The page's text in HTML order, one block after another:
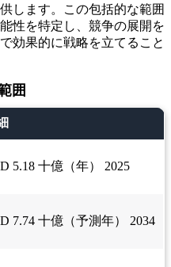
します。この包括的な範囲
性を特定し、競争の展開を
効果的に戦略を立てること
囲
5.18 十億（年） 2025
7.74 十億（予測年） 2034